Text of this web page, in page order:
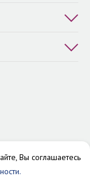
Вы соглашаетесь